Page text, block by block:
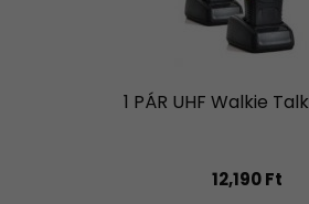
1 PÁR UHF Walkie
12,190 Ft